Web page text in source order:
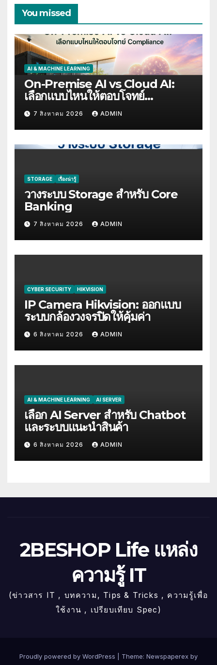
You missed
AI & MACHINE LEARNING
On-Premise AI vs Cloud AI:
เลือกแบบไหนให้ตอบโจทย์
Compliance
7 สิงหาคม 2026 ADMIN
STORAGE เรื่องน่ารู้
วางระบบ Storage สำหรับ Core
Banking
7 สิงหาคม 2026 ADMIN
CYBER SECURITY HIKVISION
IP Camera Hikvision: ออกแบบ
ระบบกล้องวงจรปิดให้คุ้มค่า
6 สิงหาคม 2026 ADMIN
AI & MACHINE LEARNING AI SERVER
เลือก AI Server สำหรับ Chatbot
และระบบแนะนำสินค้า
6 สิงหาคม 2026 ADMIN
2BESHOP Life แหล่ง
ความรู้ IT
(ข่าวสาร IT , บทความ, Tips & Tricks , ความรู้เพื่อ
ใช้งาน , เปรียบเทียบ Spec)
Proudly powered by WordPress
Theme: Newspaperex by